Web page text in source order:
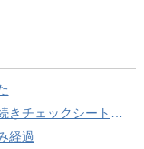
ート」を導入しました
経過